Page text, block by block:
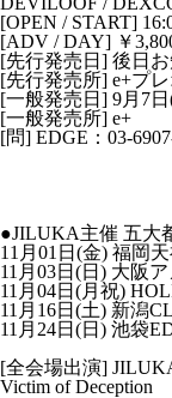
[OPEN / START]
[ADV / DAY] ￥
[先行発売日] 後日
[先行発売所] e+プ
[一般発売日] 9月7
[一般発売所] e+
[問] EDGE：03-
●JILUKA主催 五大
11月01日(金) 福岡
11月03日(日) 大阪
11月04日(月祝)
11月16日(土) 新潟
11月24日(日) 池袋
[全会場出演]
Victim of Deception